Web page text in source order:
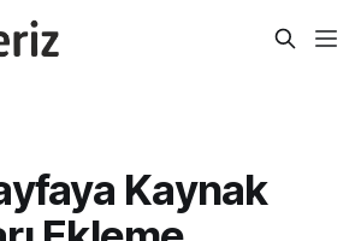
Kaynak